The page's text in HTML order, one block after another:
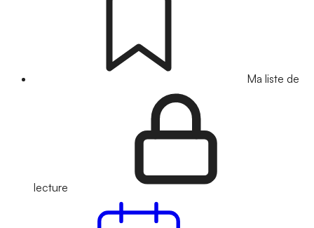
Ma liste de
lecture